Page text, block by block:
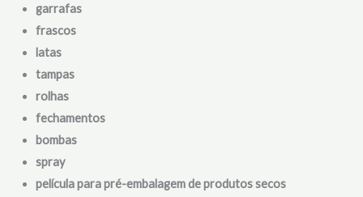
garrafas
frascos
latas
tampas
rolhas
fechamentos
bombas
spray
película para pré-embalagem de produtos secos